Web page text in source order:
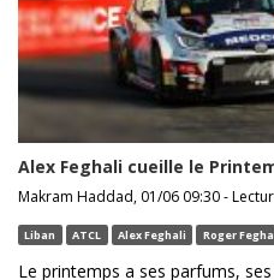
Alex Feghali cueille le
Makram Haddad, 01/06 09:30 -
Liban ATCL Alex Feghali Roger
Le printemps a ses parfums,